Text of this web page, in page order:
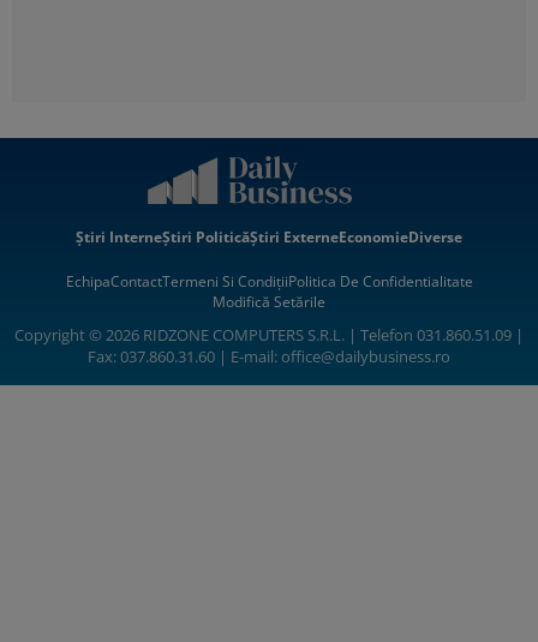
Știri InterneȘtiri PoliticăȘtiri ExterneEconomieDiverse
EchipaContactTermeni Si CondițiiPolitica De Confidentialitate
Modifică Setările
Copyright © 2026 RIDZONE COMPUTERS S.R.L. | Telefon 031.860.51.09 |
Fax: 037.860.31.60 | E-mail:office@dailybusiness.ro